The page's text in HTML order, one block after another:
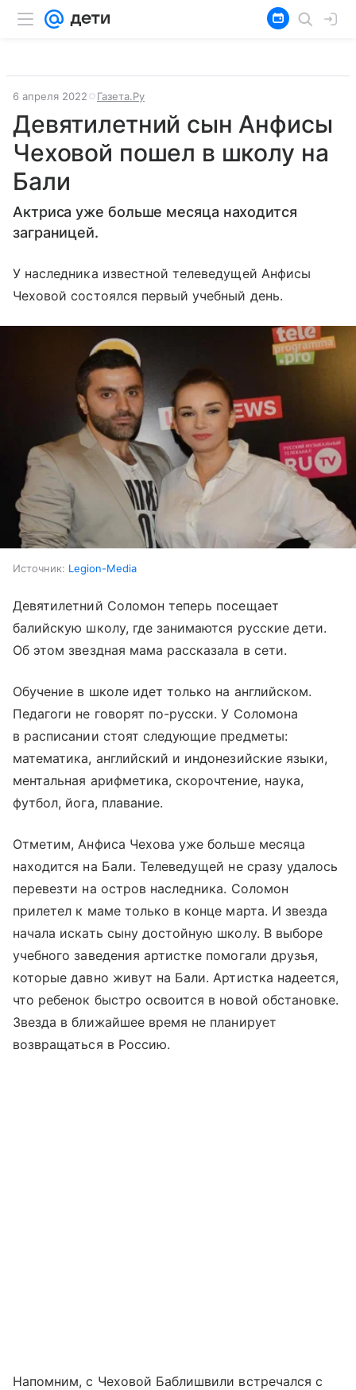
6 апреля 2022 Газета.Ру
Девятилетний сын Анфисы
Чеховой пошел в школу на
Бали
Актриса уже больше месяца находится
заграницей.
У наследника известной телеведущей Анфисы
Чеховой состоялся первый учебный день.
Источник: Legion-Media
Девятилетний Соломон теперь посещает
балийскую школу, где занимаются русские дети.
Об этом звездная мама рассказала в сети.
Обучение в школе идет только на английском.
Педагоги не говорят по-русски. У Соломона
в расписании стоят следующие предметы:
математика, английский и индонезийские языки,
ментальная арифметика, скорочтение, наука,
футбол, йога, плавание.
Отметим, Анфиса Чехова уже больше месяца
находится на Бали. Телеведущей не сразу удалось
перевезти на остров наследника. Соломон
прилетел к маме только в конце марта. И звезда
начала искать сыну достойную школу. В выборе
учебного заведения артистке помогали друзья,
которые давно живут на Бали. Артистка надеется,
что ребенок быстро освоится в новой обстановке.
Звезда в ближайшее время не планирует
возвращаться в Россию.
Напомним, c Чеховой Баблишвили встречался с